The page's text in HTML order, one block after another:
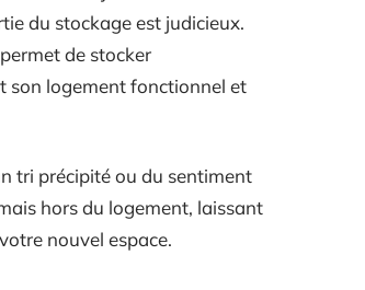
du stockage est judicieux.
permet de stocker
son logement fonctionnel et
tri précipité ou du sentiment
hors du logement, laissant
nouvel espace.